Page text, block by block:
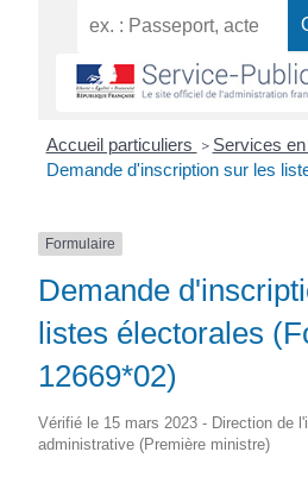
Accueil particuliers > Services
Demande d'inscription sur les
Formulaire
Demande
listes électorales
12669*02)
Vérifié le 15 mars 2023 - Direction de
administrative (Première ministre)